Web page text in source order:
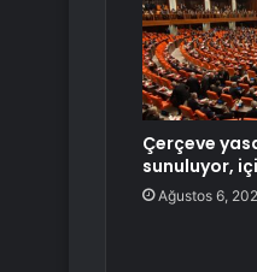
Çerçeve
sunuluyor,
Ağustos 6,